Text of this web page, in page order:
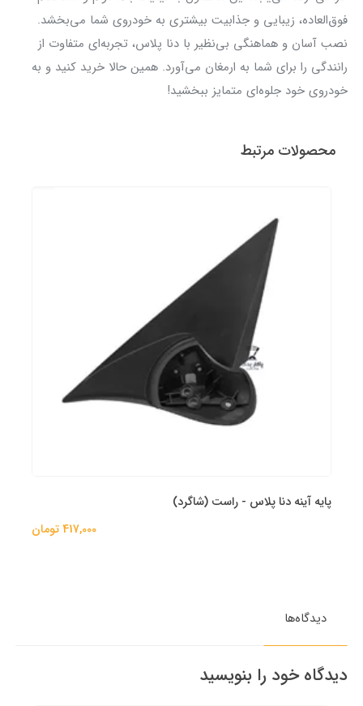
فوق‌العاده، زیبایی و جذابیت بیشتری به خودروی شما می‌بخشد.
نصب آسان و هماهنگی بی‌نظیر با دنا پلاس، تجربه‌ای متفاوت از
رانندگی را برای شما به ارمغان می‌آورد. همین حالا خرید کنید و به
خودروی خود جلوه‌ای متمایز ببخشید!
محصولات مرتبط
پایه آینه دنا پلاس - راست (شاگرد)
417,000 تومان
دیدگاه‌ها
دیدگاه خود را بنویسید